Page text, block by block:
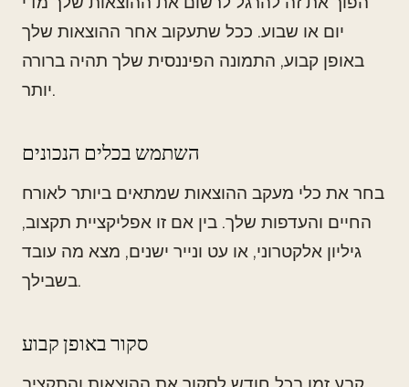
יום או שבוע. ככל שתעקוב אחר ההוצאות שלך
באופן קבוע, התמונה הפיננסית שלך תהיה ברורה
יותר.
השתמש בכלים הנכונים
בחר את כלי מעקב ההוצאות שמתאים ביותר לאורח
החיים והעדפות שלך. בין אם זו אפליקציית תקצוב,
גיליון אלקטרוני, או עט ונייר ישנים, מצא מה עובד
בשבילך.
סקור באופן קבוע